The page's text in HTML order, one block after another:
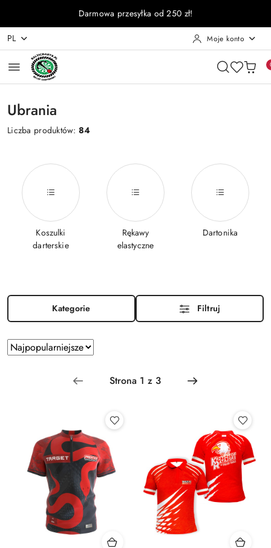
Przejdź do treści głównej
Przejdź do wyszukiwarki
Przejdź do moje konto
Przejdź do menu głównego
Przejdź do stopkiDarmowa przesyłka od 250 zł!
PL Moje konto
Ubrania
Liczba produktów:84
Koszulki
darterskie
Rękawy
elastyczne
Dartonika
Kategorie Filtruj
Zastosowano
sortowanie:
Najpopularniejsze.
Sortuj
według